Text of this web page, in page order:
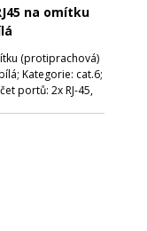
na omítku
(protiprachová)
Kategorie: cat.6;
portů: 2x RJ-45,